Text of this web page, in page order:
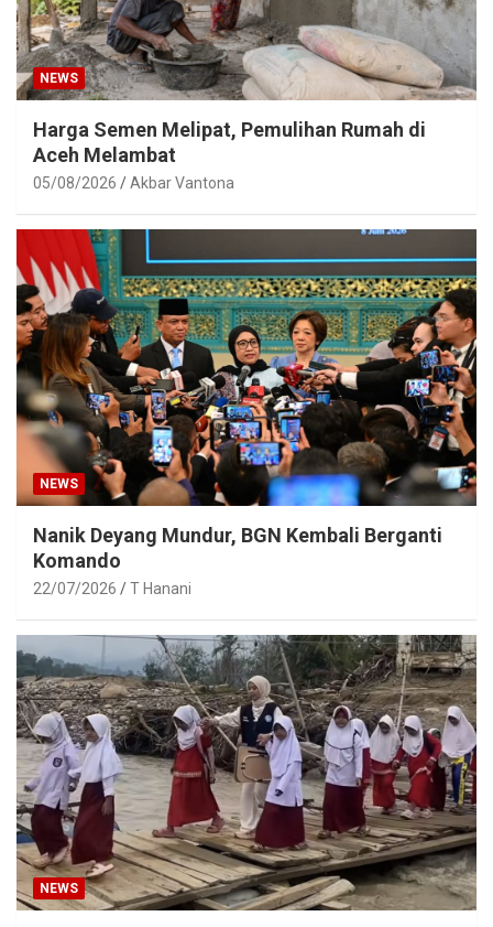
NEWS
Harga Semen Melipat, Pemulihan Rumah di
Aceh Melambat
05/08/2026 Akbar Vantona
NEWS
Nanik Deyang Mundur, BGN Kembali Berganti
Komando
22/07/2026 T Hanani
NEWS